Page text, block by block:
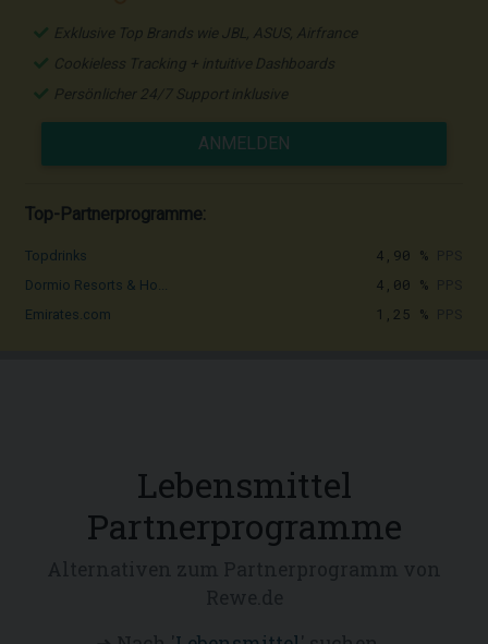
Exklusive Top Brands wie JBL, ASUS, Airfrance
Cookieless Tracking + intuitive Dashboards
Persönlicher 24/7 Support inklusive
ANMELDEN
Top-Partnerprogramme:
Topdrinks 4,90 %
Dormio Resorts & Ho... 4,00 %
Emirates.com 1,25 %
Lebensmittel
Partnerprogramme